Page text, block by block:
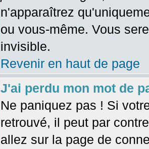
n'apparaîtrez
ou vous-même. Vous
invisible.
Revenir en haut de page
J'ai perdu mon mot de
Ne paniquez pas ! Si
retrouvé, il peut par
allez sur la page de